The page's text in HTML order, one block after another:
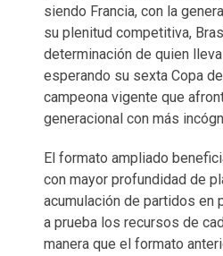
siendo Francia, con la
su plenitud competitiva,
determinación de quien
esperando su sexta Copa
campeona vigente que
generacional con más
El formato ampliado
con mayor profundidad de
acumulación de partidos en
a prueba los recursos de
manera que el formato